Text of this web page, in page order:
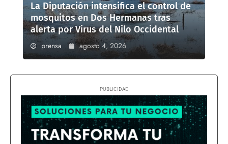
La Diputación intensifica el control de
mosquitos en Dos Hermanas tras
alerta por Virus del Nilo Occidental
prensa agosto 4, 2026